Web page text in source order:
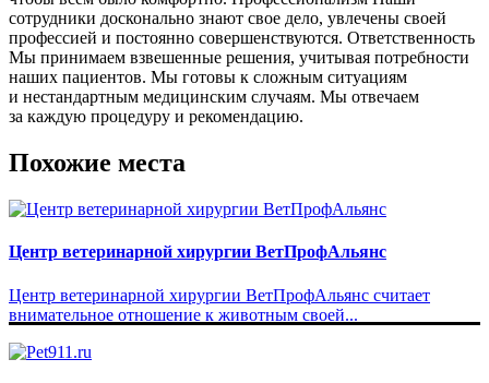
сотрудники досконально знают свое дело, увлечены своей
профессией и постоянно совершенствуются. Ответственность
Мы принимаем взвешенные решения, учитывая потребности
наших пациентов. Мы готовы к сложным ситуациям
и нестандартным медицинским случаям. Мы отвечаем
за каждую процедуру и рекомендацию.
Похожие места
Центр ветеринарной хирургии ВетПрофАльянс
Центр ветеринарной хирургии ВетПрофАльянс считает
внимательное отношение к животным своей...